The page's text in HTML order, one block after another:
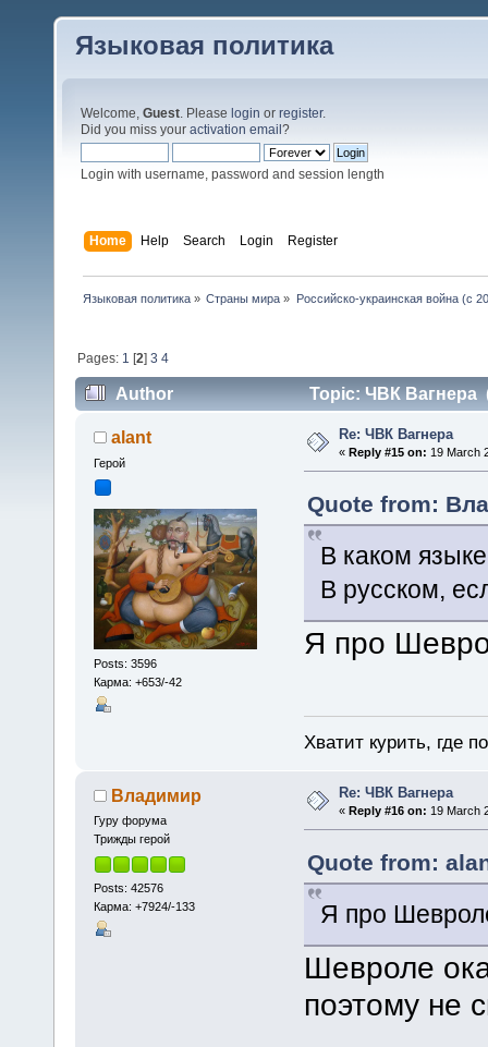
Языковая политика
Welcome, Guest. Please login or register.
Did you miss your activation email ?
Login with username, password and session length
Home Help Search Login Register
Языковая политика» Страны мира » Российско-украинская война (с
Pages: 1 [2]3 4
Author Topic: ЧВК Вагнера
alant
Герой
Posts: 3596
Карма: +653/-42
Re: ЧВК Вагнера
«Reply #15 on: 19 March
Quote from:
В каком
В русском,
Я про
Хватит курить, где
Владимир
Гуру форума
Трижды герой
Posts: 42576
Карма: +7924/-133
Re: ЧВК Вагнера
«Reply #16 on: 19 March
Quote from:
Я про
Шевроле
поэтому не